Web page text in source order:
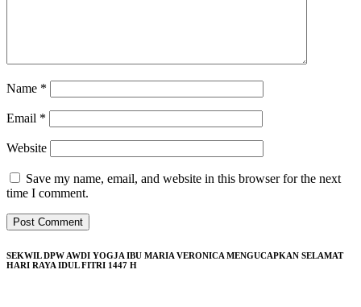
Name *
Email *
Website
Save my name, email, and website in this browser for the next
time I comment.
SEKWIL DPW AWDI YOGJA IBU MARIA VERONICA MENGUCAPKAN SELAMAT
HARI RAYA IDUL FITRI 1447 H